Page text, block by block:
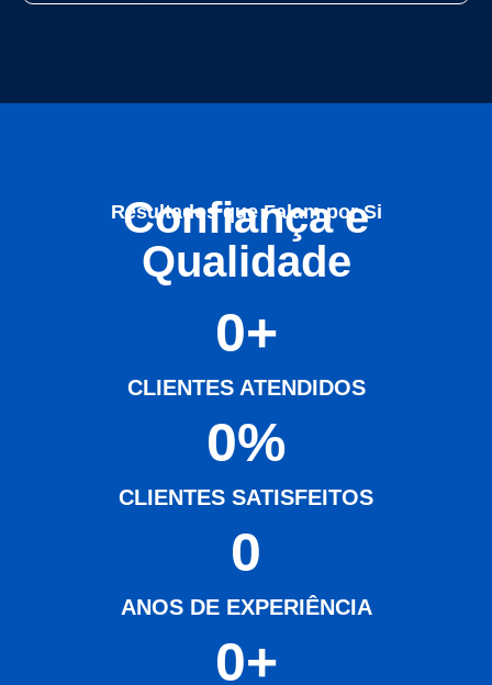
Resultados que Falam por Si
Confiança e
Qualidade
CLIENTES ATENDIDOS
0+
CLIENTES SATISFEITOS
0%
ANOS DE EXPERIÊNCIA
0
0+